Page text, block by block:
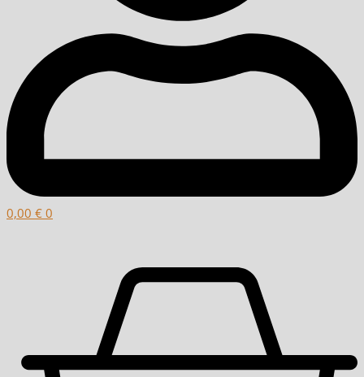
0,00 € 0